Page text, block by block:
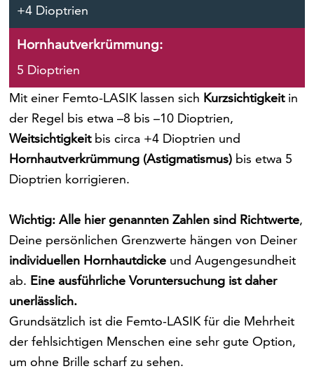
+4 Dioptrien
Hornhautverkrümmung:
5 Dioptrien
Mit einer Femto-LASIK lassen sich Kurzsichtigkeitin
der Regel bis etwa –8 bis –10 Dioptrien,
Weitsichtigkeitbis circa +4 Dioptrien und
Hornhautverkrümmung (Astigmatismus) bis etwa 5
Dioptrien korrigieren.
Wichtig: Alle hier genannten Zahlen sind Richtwerte,
Deine persönlichen Grenzwerte hängen von Deiner
individuellen Hornhautdicke und Augengesundheit
ab. Eine ausführliche Voruntersuchung ist daher
unerlässlich.
Grundsätzlich ist die Femto-LASIK für die Mehrheit
der fehlsichtigen Menschen eine sehr gute Option,
um ohne Brille scharf zu sehen.